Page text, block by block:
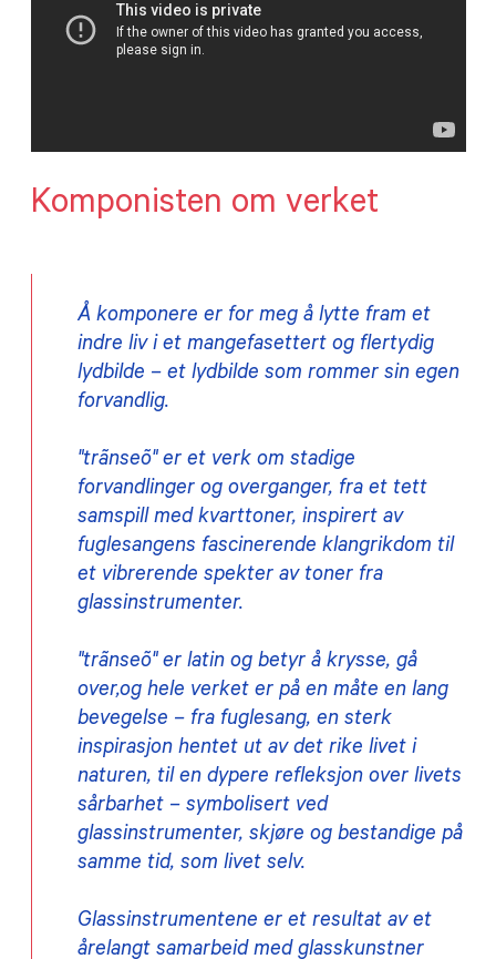
Komponisten om verket
Å komponere er for meg å lytte fram et
indre liv i et mangefasettert og flertydig
lydbilde – et lydbilde som rommer sin egen
forvandlig.
"trãnseõ" er et verk om stadige
forvandlinger og overganger, fra et tett
samspill med kvarttoner, inspirert av
fuglesangens fascinerende klangrikdom til
et vibrerende spekter av toner fra
glassinstrumenter.
"trãnseõ" er latin og betyr å krysse, gå
over,og hele verket er på en måte en lang
bevegelse – fra fuglesang, en sterk
inspirasjon hentet ut av det rike livet i
naturen, til en dypere refleksjon over livets
sårbarhet – symbolisert ved
glassinstrumenter, skjøre og bestandige på
samme tid, som livet selv.
Glassinstrumentene er et resultat av et
årelangt samarbeid med glasskunstner